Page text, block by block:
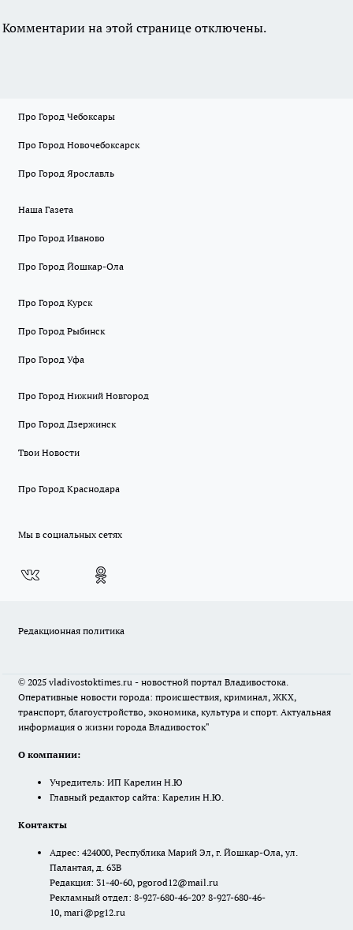
Комментарии на этой странице отключены.
Про Город Чебоксары
Про Город Новочебоксарск
Про Город Ярославль
Наша Газета
Про Город Иваново
Про Город Йошкар-Ола
Про Город Курск
Про Город Рыбинск
Про Город Уфа
Про Город Нижний Новгород
Про Город Дзержинск
Твои Новости
Про Город Краснодара
Мы в социальных сетях
Редакционная политика
© 2025 vladivostoktimes.ru - новостной портал Владивостока.
Оперативные новости города: происшествия, криминал, ЖКХ,
транспорт, благоустройство, экономика, культура и спорт. Актуальная
информация о жизни города Владивосток"
О компании:
Учредитель: ИП Карелин Н.Ю
Главный редактор сайта: Карелин Н.Ю.
Контакты
Адрес: 424000, Республика Марий Эл, г. Йошкар-Ола, ул.
Палантая, д. 63В
Редакция: 31-40-60, pgorod12@mail.ru
Рекламный отдел: 8-927-680-46-20? 8-927-680-46-
10, mari@pg12.ru